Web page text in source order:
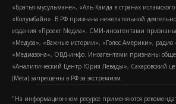
«Братья-мусульмане», «Аль-Каида в странах
«Колумбайн». В РФ признана нежелательной
издания «Проект Медиа». СМИ-иноагентами
«Медуза», «Важные истории», «Голос Америки», радио
«Медиазона», ОВД-инфо. Иноагентами признаны
«Аналитический Центр Юрия Левады», Сахаровский
(Metа) запрещены в РФ за экстремизм.
"На информационном ресурсе применяются